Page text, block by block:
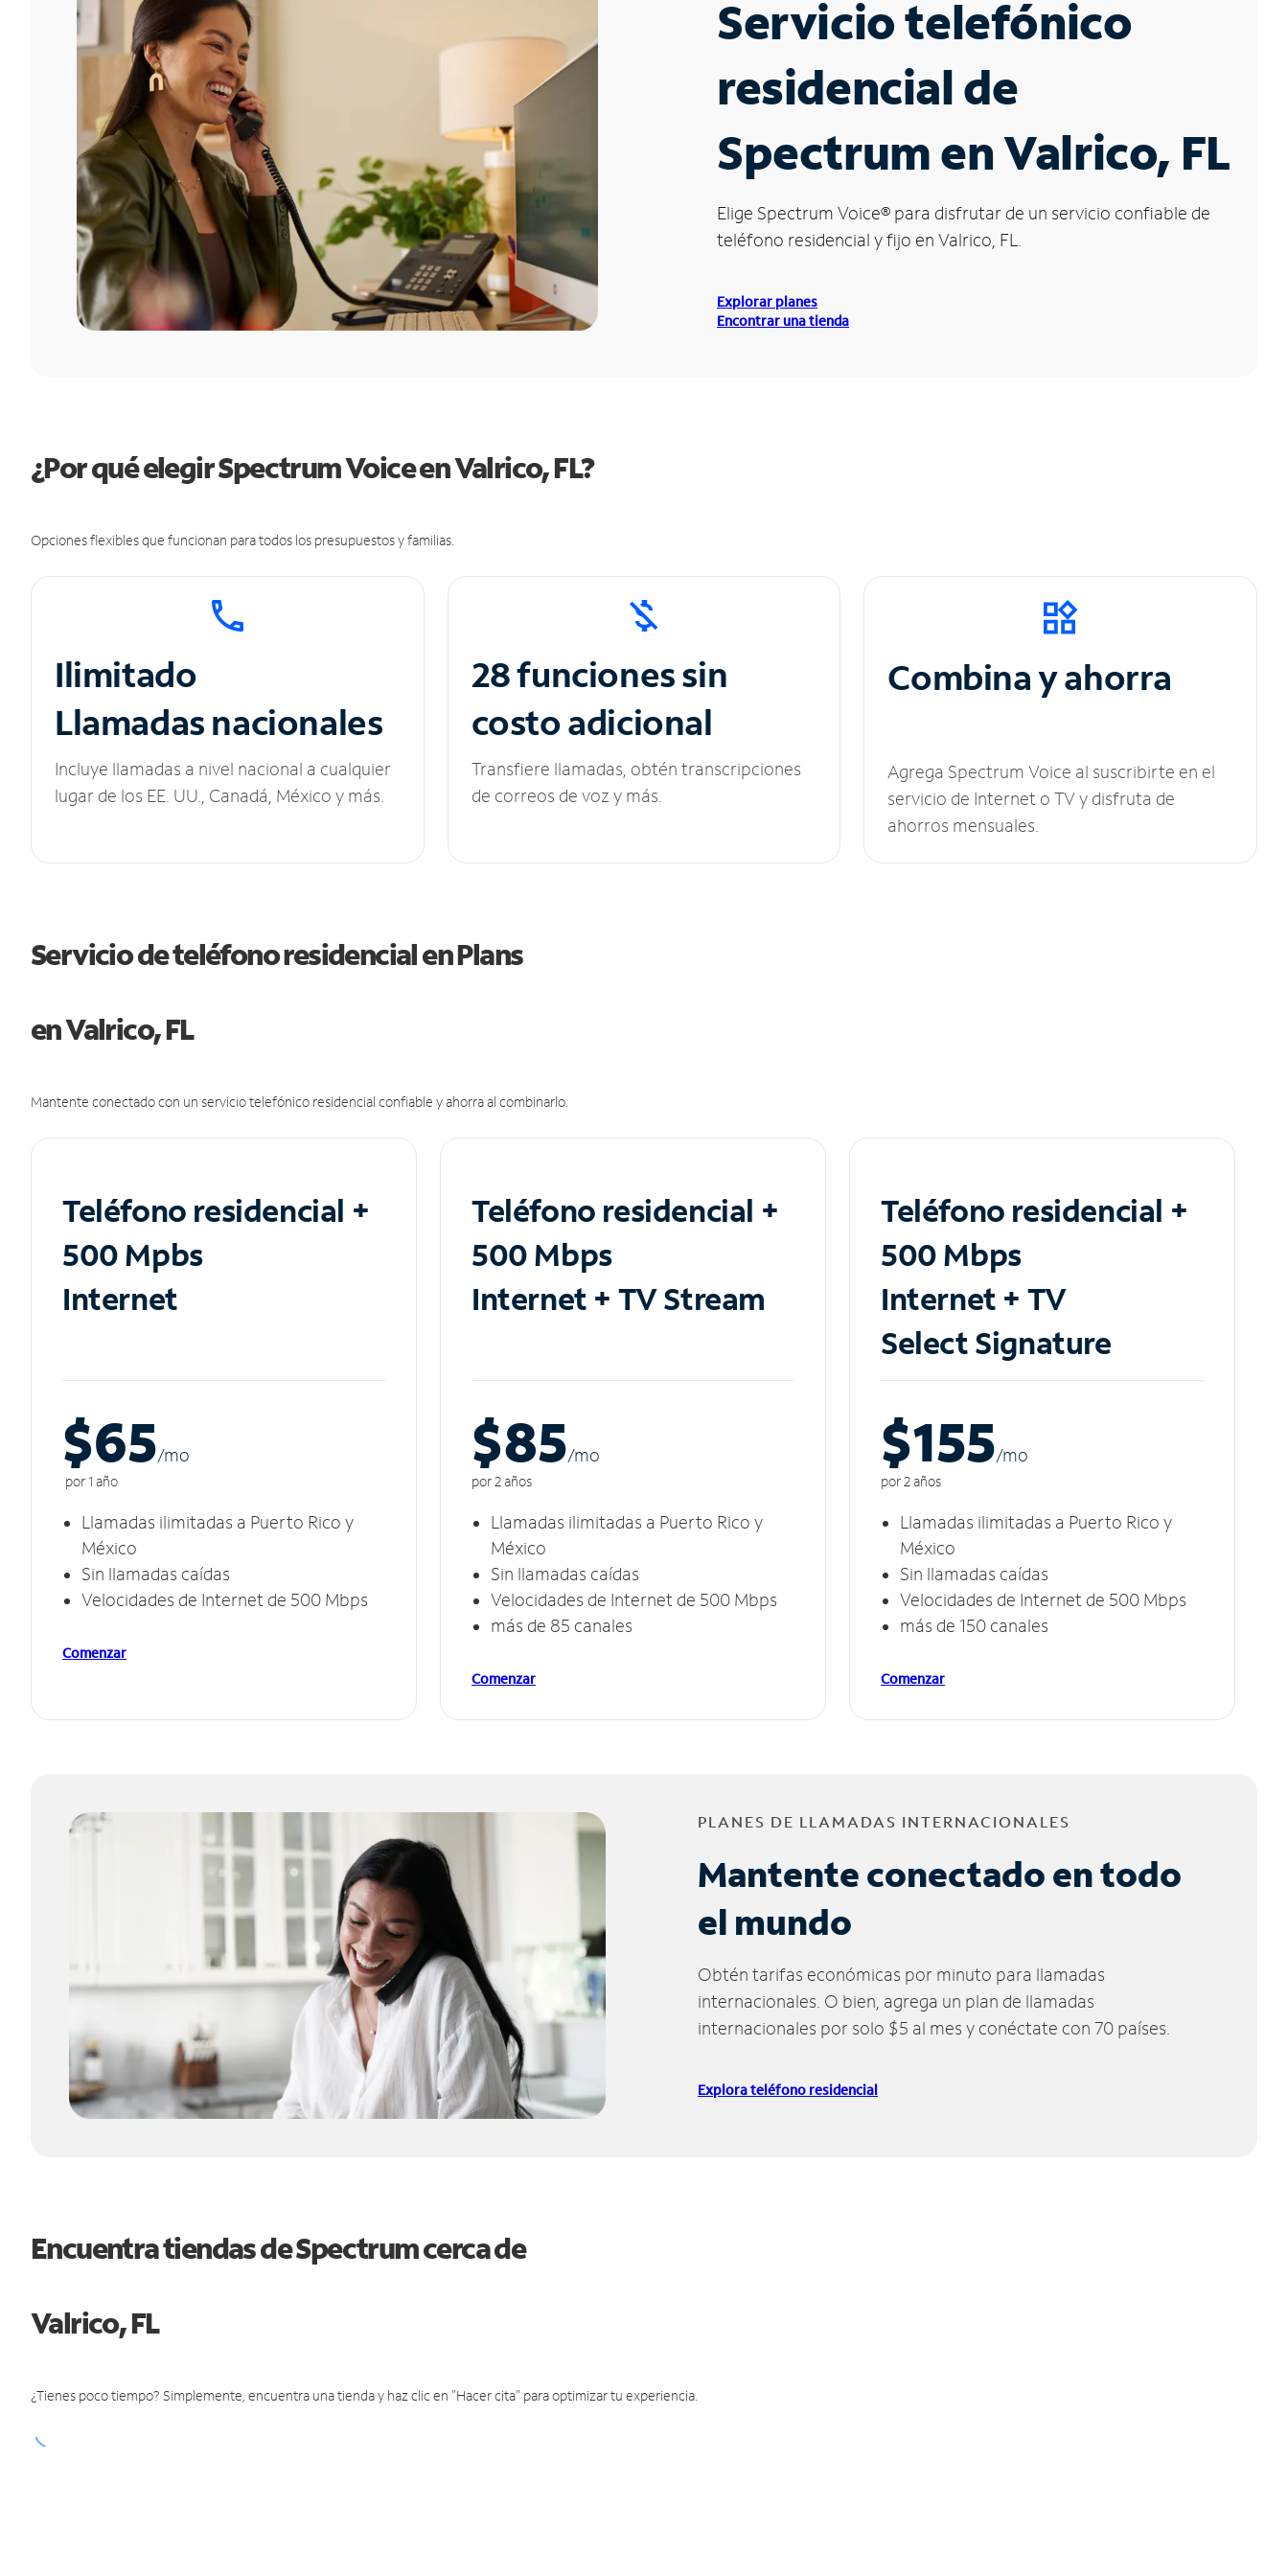
Servicio telefónico
residencial de
Spectrum en Valrico, FL
Elige Spectrum Voice® para disfrutar de un servicio confiable de
teléfono residencial y fijo en Valrico, FL.
Explorar planes
Encontrar una tienda
¿Por qué elegir Spectrum Voice en Valrico, FL?
Opciones flexibles que funcionan para todos los presupuestos y familias.
Ilimitado
Llamadas nacionales
Incluye llamadas a nivel nacional a cualquier
lugar de los EE. UU., Canadá, México y más.
28 funciones sin
costo adicional
Transfiere llamadas, obtén transcripciones
de correos de voz y más.
Combina y ahorra
Agrega Spectrum Voice al suscribirte en el
servicio de Internet o TV y disfruta de
ahorros mensuales.
Servicio de teléfono residencial en Plans
en Valrico, FL
Mantente conectado con un servicio telefónico residencial confiable y ahorra al combinarlo.
Teléfono residencial +
500 Mpbs
Internet
$65/mo
por 1 año
Llamadas ilimitadas a Puerto Rico y
México
Sin llamadas caídas
Velocidades de Internet de 500 Mbps
Comenzar
Teléfono residencial +
500 Mbps
Internet + TV Stream
$85/mo
por 2 años
Llamadas ilimitadas a Puerto Rico y
México
Sin llamadas caídas
Velocidades de Internet de 500 Mbps
más de 85 canales
Comenzar
Teléfono residencial +
500 Mbps
Internet + TV
Select Signature
$155/mo
por 2 años
Llamadas ilimitadas a Puerto Rico y
México
Sin llamadas caídas
Velocidades de Internet de 500 Mbps
más de 150 canales
Comenzar
PLANES DE LLAMADAS INTERNACIONALES
Mantente conectado en todo
el mundo
Obtén tarifas económicas por minuto para llamadas
internacionales. O bien, agrega un plan de llamadas
internacionales por solo $5 al mes y conéctate con 70 países.
Explora teléfono residencial
Encuentra tiendas de Spectrum cerca de
Valrico, FL
¿Tienes poco tiempo? Simplemente, encuentra una tienda y haz clic en "Hacer cita" para optimizar tu experiencia.